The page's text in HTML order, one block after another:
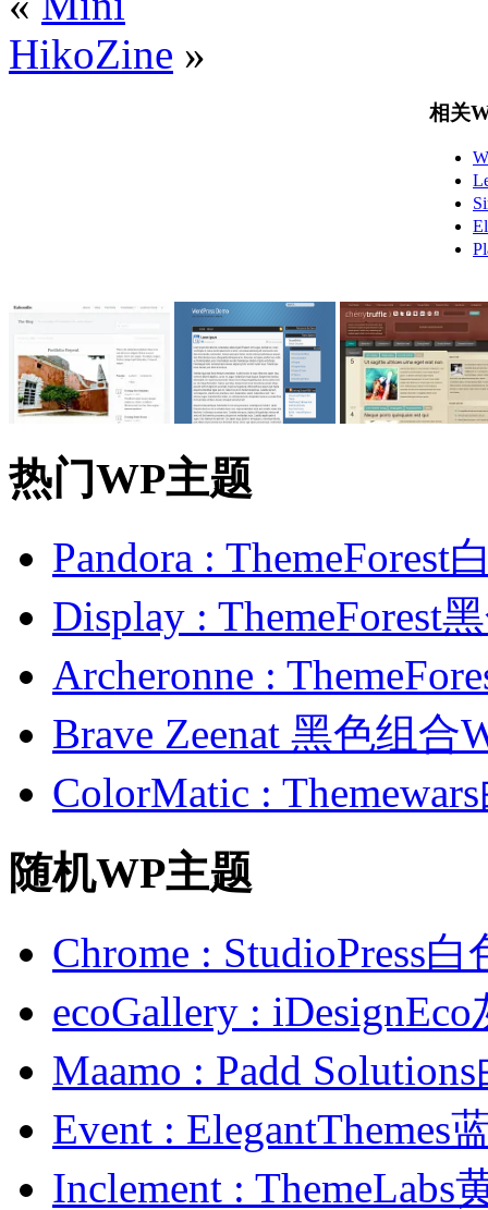
HikoZine »
相关
热门WP主题
Pandora : ThemeForest
Display : ThemeForest
Archeronne :
Brave Zeenat 黑色组合
ColorMatic :
随机WP主题
Chrome : StudioPress
ecoGallery :
Maamo : Padd
Event : ElegantThemes
Inclement :